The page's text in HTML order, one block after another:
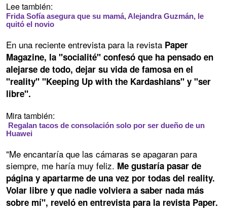
Lee también:
Frida Sofía asegura que su mamá, Alejandra Guzmán, le
quitó el novio
En una reciente entrevista para la revista Paper
Magazine, la "socialité" confesó que ha pensado en
alejarse de todo, dejar su vida de famosa en el
"reality" "Keeping Up with the Kardashians" y "ser
libre".
Mira también:
Regalan tacos de consolación solo por ser dueño de un
Huawei
"Me encantaría que las cámaras se apagaran para
siempre, me haría muy feliz. Me gustaría pasar de
página y apartarme de una vez por todas del reality.
Volar libre y que nadie volviera a saber nada más
sobre mí", reveló en entrevista para la revista Paper.